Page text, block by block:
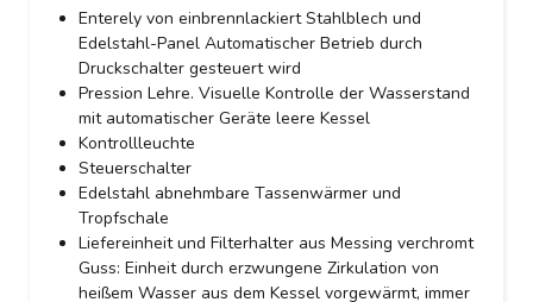
Enterely von einbrennlackiert Stahlblech und
Edelstahl-Panel Automatischer Betrieb durch
Druckschalter gesteuert wird
Pression Lehre. Visuelle Kontrolle der Wasserstand
mit automatischer Geräte leere Kessel
Kontrollleuchte
Steuerschalter
Edelstahl abnehmbare Tassenwärmer und
Tropfschale
Liefereinheit und Filterhalter aus Messing verchromt
Guss: Einheit durch erzwungene Zirkulation von
heißem Wasser aus dem Kessel vorgewärmt, immer